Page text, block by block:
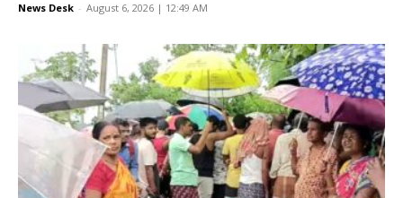
News Desk - August 6, 2026 | 12:49 AM